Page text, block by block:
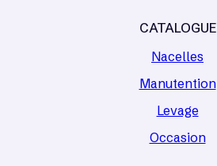
CATALOGUE
Nacelles
Manutention
Levage
Occasion